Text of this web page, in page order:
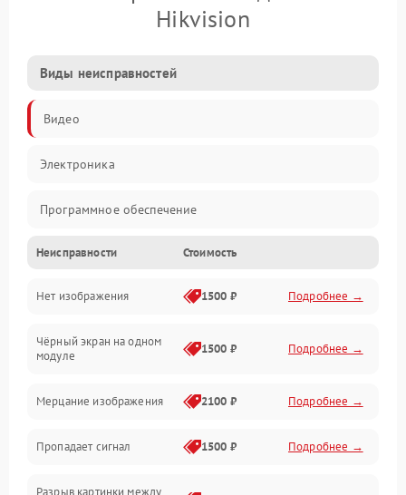
Hikvision
Виды неисправностей
Видео
Электроника
Программное обеспечение
Калибровка
Электропитание
Аппаратная
Неисправности Стоимость
Нет изображения 1500 ₽ Подробнее →
Чёрный экран на одном
модуле
1500 ₽ Подробнее →
Мерцание изображения 2100 ₽ Подробнее →
Пропадает сигнал 1500 ₽ Подробнее →
Разрыв картинки между